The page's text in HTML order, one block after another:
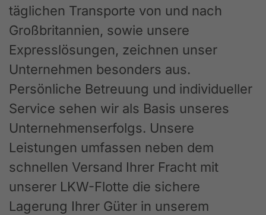
täglichen Transporte von und nach
Großbritannien, sowie unsere
Expresslösungen, zeichnen unser
Unternehmen besonders aus.
Persönliche Betreuung und individueller
Service sehen wir als Basis unseres
Unternehmenserfolgs. Unsere
Leistungen umfassen neben dem
schnellen Versand Ihrer Fracht mit
unserer LKW-Flotte die sichere
Lagerung Ihrer Güter in unserem